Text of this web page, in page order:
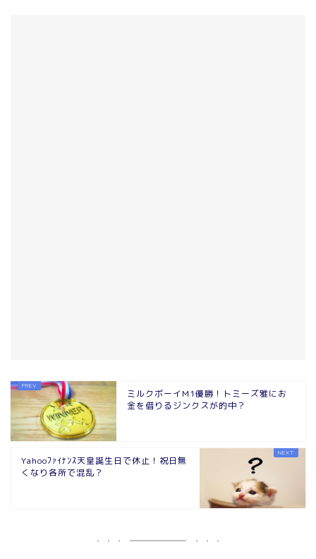
ミルクボーイM1優勝！トミーズ雅にお
金を借りるジンクスが的中？
Yahooﾌｧｲﾅﾝｽ天皇誕生日で休止！祝日無
くなり各所で混乱？